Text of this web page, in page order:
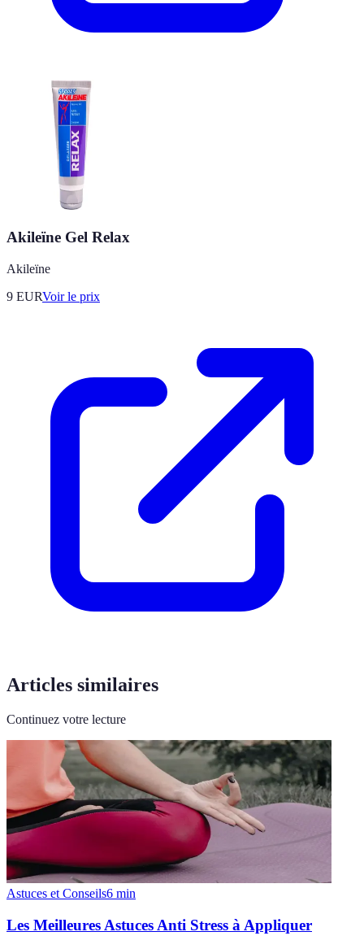
Akileïne Gel Relax
Akileïne
9 EURVoir le prix
Articles similaires
Continuez votre lecture
Astuces et Conseils6 min
Les Meilleures Astuces Anti Stress à Appliquer